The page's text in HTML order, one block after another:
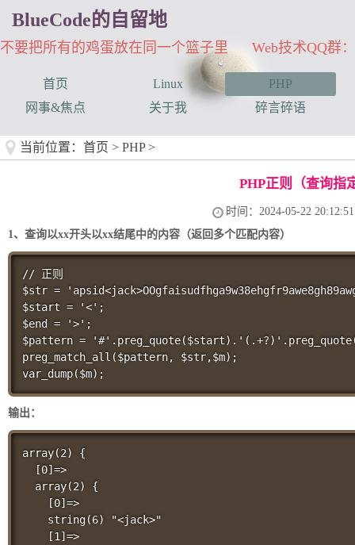
BlueCode的自留地
不要把所有的鸡蛋放在同一个篮子里 Web技术QQ群：
首页 Linux
PHP
网事&焦点
关于我 碎言碎语
当前位置： 首页 > PHP>
PHP正则（查询指
时间：2024-05-22 20:12:51
1、查询以xx开头以xx结尾中的内容（返回多个匹配内容）
// 正则
$str =
$start = '<';
$end = '>';
$pattern =
preg_match_all($pattern, $str,$m);
输出：
array(2) {
[0]=>
array(2) {
[0]=>
string(6) "<jack>"
[1]=>